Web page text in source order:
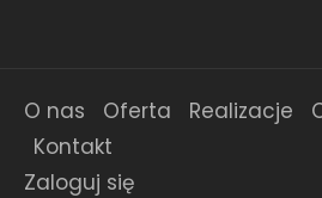
O nas Oferta Realizacje
Kontakt
Zaloguj się